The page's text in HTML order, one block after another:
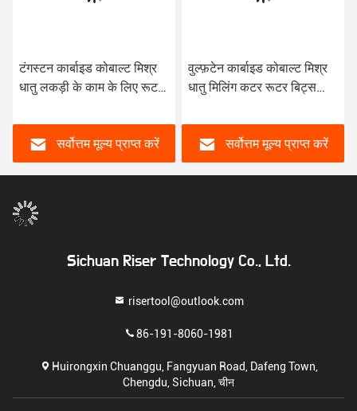
टंगस्टन कार्बाइड कोबाल्ट मिश्र
धातु लकड़ी के काम के लिए रूटर
कोण 30-150 डिग्री
सर्वोत्तम मूल्य प्राप्त करें
वुल्फ़टेन कार्बाइड कोबाल्ट मिश्र
धातु मिलिंग कटर रूटर बिट्स
सर्वोत्तम मूल्य प्राप्त करें
Sichuan Riser Technology Co., Ltd.
risertool@outlook.com
86-191-8060-1981
Huirongxin Chuanggu, Fangyuan Road, Dafeng Town,
Chengdu, Sichuan, चीन